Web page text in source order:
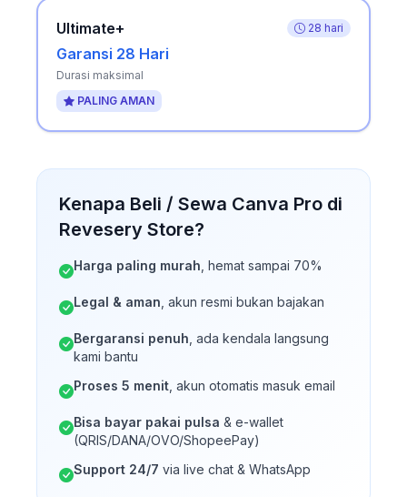
Ultimate+ 28 hari
Garansi 28 Hari
Durasi maksimal
PALING AMAN
Kenapa Beli / Sewa Canva Pro di
Revesery Store?
Harga paling murah , hemat sampai 70%
Legal & aman , akun resmi bukan bajakan
Bergaransi penuh , ada kendala langsung
kami bantu
Proses 5 menit , akun otomatis masuk email
Bisa bayar pakai pulsa & e-wallet
(QRIS/DANA/OVO/ShopeePay)
Support 24/7 via live chat & WhatsApp